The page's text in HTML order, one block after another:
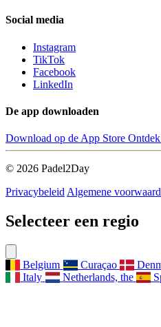
Social media
Instagram
TikTok
Facebook
LinkedIn
De app downloaden
Download op de App Store
© 2026 Padel2Day
Privacybeleid Algemene
Selecteer een regio
Belgium Curaçao
Italy
Netherlands, the